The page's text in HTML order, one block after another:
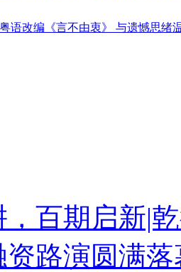
语改编《言不由衷》 与遗憾思绪
，百期启新|
资路演圆满落